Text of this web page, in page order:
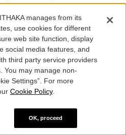
de patente
TRIAS DE BES
Author/Editor:
Lucas Durán
,Susana
Arranz De
Delgado
y valores del
SESMA
manages from its
use cookies for different
web site function, display
social media features, and
third party service providers
You may manage non-
Settings”. For more
Cookie Policy.
OK, proceed